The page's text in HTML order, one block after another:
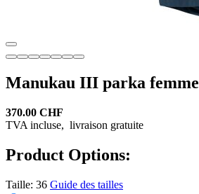
Manukau III parka femme
370.00 CHF
TVA incluse, livraison gratuite
Product Options:
Taille: 36 Guide des tailles